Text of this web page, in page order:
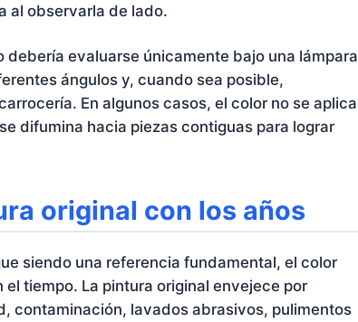
al observarla de lado.
debería evaluarse únicamente bajo una lámpara
ángulos y, cuando sea posible,
En algunos casos, el color no se aplica
difumina hacia piezas contiguas para lograr
original con los años
siendo una referencia fundamental, el color
tiempo. La pintura original envejece por
contaminación, lavados abrasivos, pulimentos